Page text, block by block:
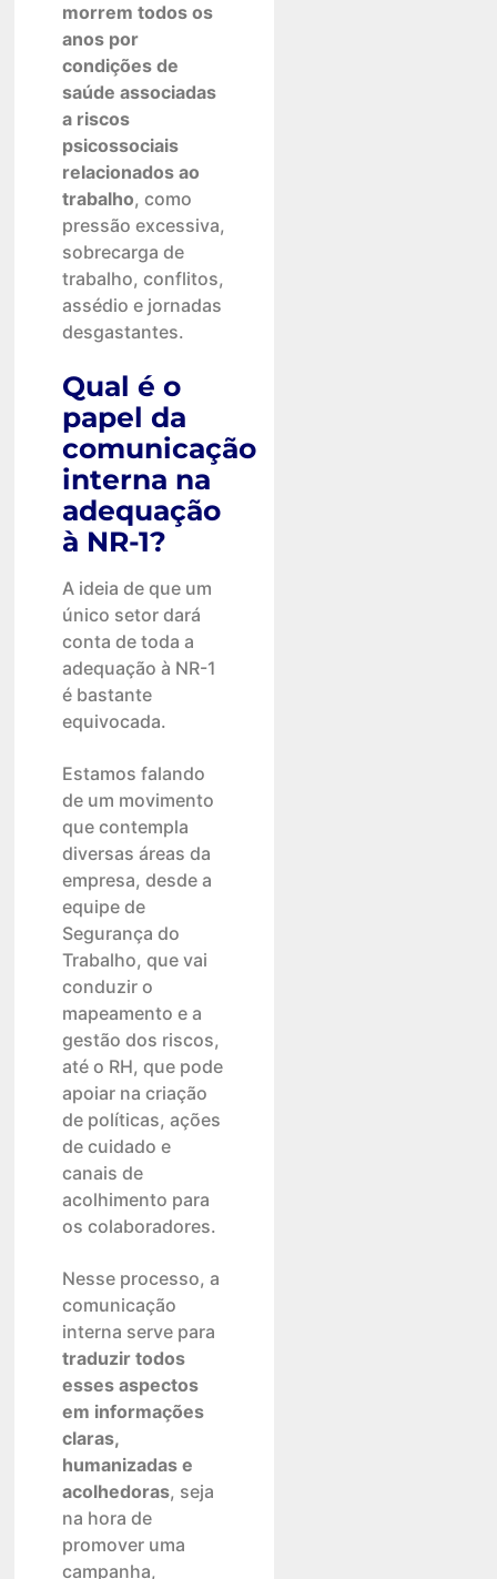
morrem todos os
anos por
condições de
saúde associadas
a riscos
psicossociais
relacionados ao
trabalho, como
pressão excessiva,
sobrecarga de
trabalho, conflitos,
assédio e jornadas
desgastantes.
Qual é o
papel da
comunicação
interna na
adequação
à NR-1?
A ideia de que um
único setor dará
conta de toda a
adequação à NR-1
é bastante
equivocada.
Estamos falando
de um movimento
que contempla
diversas áreas da
empresa, desde a
equipe de
Segurança do
Trabalho, que vai
conduzir o
mapeamento e a
gestão dos riscos,
até o RH, que pode
apoiar na criação
de políticas, ações
de cuidado e
canais de
acolhimento para
os colaboradores.
Nesse processo, a
comunicação
interna serve para
traduzir todos
esses aspectos
em informações
claras,
humanizadas e
acolhedoras, seja
na hora de
promover uma
campanha,